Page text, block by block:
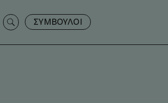
Search
for:
ΣΥΜΒΟΥΛΟΙ